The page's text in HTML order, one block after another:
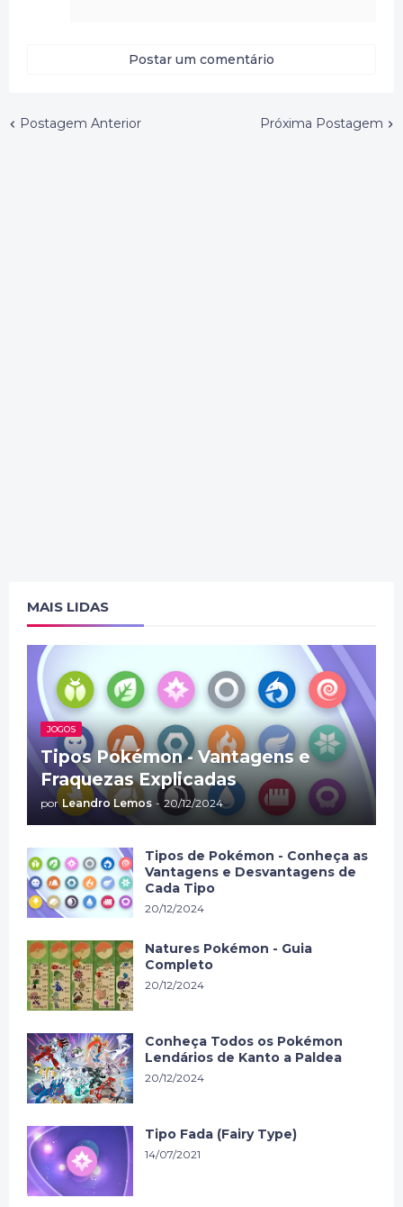
Postar um comentário
Postagem Anterior Próxima Postagem
MAIS LIDAS
JOGOS
Tipos Pokémon - Vantagens e
Fraquezas Explicadas
por Leandro Lemos - 20/12/2024
Tipos de Pokémon - Conheça as
Vantagens e Desvantagens de
Cada Tipo
20/12/2024
Natures Pokémon - Guia
Completo
20/12/2024
Conheça Todos os Pokémon
Lendários de Kanto a Paldea
20/12/2024
Tipo Fada (Fairy Type)
14/07/2021